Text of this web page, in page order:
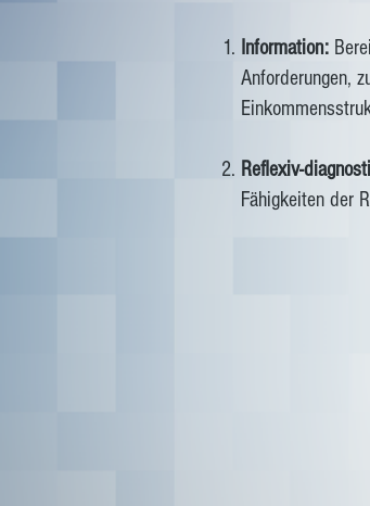
Information:
Anforderungen,
Reflexiv-
Fähigkeiten der